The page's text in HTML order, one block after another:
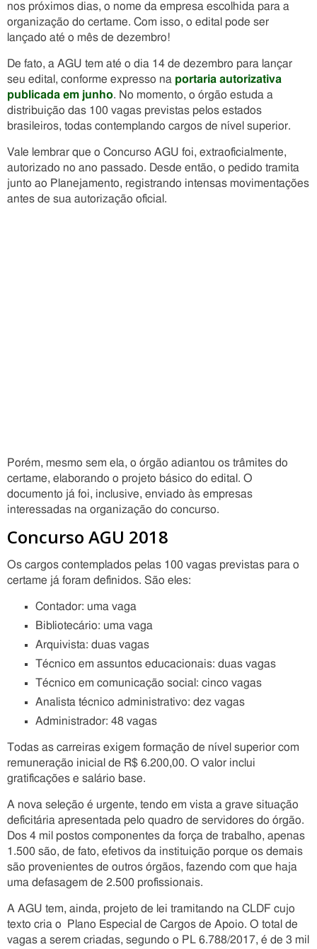
nos próximos dias, o nome da empresa escolhida para a
organização do certame. Com isso, o edital pode ser
lançado até o mês de dezembro!
De fato, a AGU tem até o dia 14 de dezembro para lançar
seu edital, conforme expresso na portaria autorizativa
publicada em junho. No momento, o órgão estuda a
distribuição das 100 vagas previstas pelos estados
brasileiros, todas contemplando cargos de nível superior.
Vale lembrar que o Concurso AGU foi, extraoficialmente,
autorizado no ano passado. Desde então, o pedido tramita
junto ao Planejamento, registrando intensas movimentações
antes de sua autorização oficial.
Porém, mesmo sem ela, o órgão adiantou os trâmites do
certame, elaborando o projeto básico do edital. O
documento já foi, inclusive, enviado às empresas
interessadas na organização do concurso.
Concurso AGU 2018
Os cargos contemplados pelas 100 vagas previstas para o
certame já foram definidos. São eles:
Contador: uma vaga
Bibliotecário: uma vaga
Arquivista: duas vagas
Técnico em assuntos educacionais: duas vagas
Técnico em comunicação social: cinco vagas
Analista técnico administrativo: dez vagas
Administrador: 48 vagas
Todas as carreiras exigem formação de nível superior com
remuneração inicial de R$ 6.200,00. O valor inclui
gratificações e salário base.
A nova seleção é urgente, tendo em vista a grave situação
deficitária apresentada pelo quadro de servidores do órgão.
Dos 4 mil postos componentes da força de trabalho, apenas
1.500 são, de fato, efetivos da instituição porque os demais
são provenientes de outros órgãos, fazendo com que haja
uma defasagem de 2.500 profissionais.
A AGU tem, ainda, projeto de lei tramitando na CLDF cujo
texto cria o Plano Especial de Cargos de Apoio. O total de
vagas a serem criadas, segundo o PL 6.788/2017, é de 3 mil